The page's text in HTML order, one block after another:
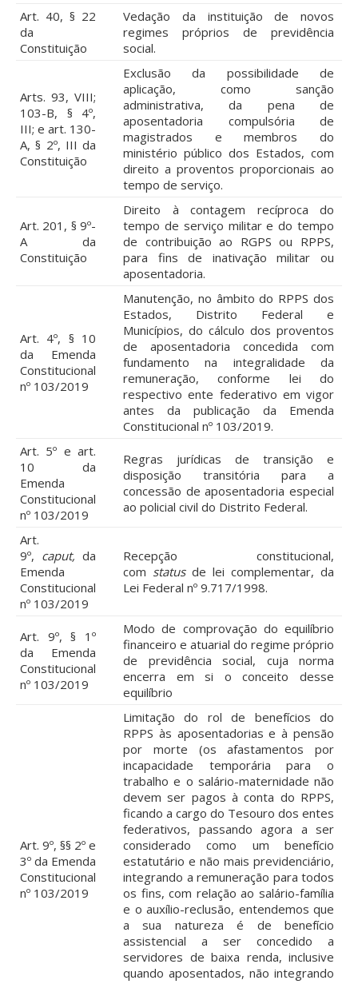
Art. 40, § 22
da
Constituição
Vedação da instituição de novos
regimes próprios de previdência
social.
Arts. 93, VIII;
103-B, § 4º,
III; e art. 130-
A, § 2º, III da
Constituição
Exclusão da possibilidade de
aplicação, como sanção
administrativa, da pena de
aposentadoria compulsória de
magistrados e membros do
ministério público dos Estados, com
direito a proventos proporcionais ao
tempo de serviço.
Art. 201, § 9º-
A da
Constituição
Direito à contagem recíproca do
tempo de serviço militar e do tempo
de contribuição ao RGPS ou RPPS,
para fins de inativação militar ou
aposentadoria.
Art. 4º, § 10
da Emenda
Constitucional
nº 103/2019
Manutenção, no âmbito do RPPS dos
Estados, Distrito Federal e
Municípios, do cálculo dos proventos
de aposentadoria concedida com
fundamento na integralidade da
remuneração, conforme lei do
respectivo ente federativo em vigor
antes da publicação da Emenda
Constitucional nº 103/2019.
Art. 5º e art.
10 da
Emenda
Constitucional
nº 103/2019
Regras jurídicas de transição e
disposição transitória para a
concessão de aposentadoria especial
ao policial civil do Distrito Federal.
Art.
9º, caput, da
Emenda
Constitucional
nº 103/2019
Recepção constitucional,
com statusde lei complementar, da
Lei Federal nº 9.717/1998.
Art. 9º, § 1º
da Emenda
Constitucional
nº 103/2019
Modo de comprovação do equilíbrio
financeiro e atuarial do regime próprio
de previdência social, cuja norma
encerra em si o conceito desse
equilíbrio
Art. 9º, §§ 2º e
3º da Emenda
Constitucional
nº 103/2019
Limitação do rol de benefícios do
RPPS às aposentadorias e à pensão
por morte (os afastamentos por
incapacidade temporária para o
trabalho e o salário-maternidade não
devem ser pagos à conta do RPPS,
ficando a cargo do Tesouro dos entes
federativos, passando agora a ser
considerado como um benefício
estatutário e não mais previdenciário,
integrando a remuneração para todos
os fins, com relação ao salário-família
e o auxílio-reclusão, entendemos que
a sua natureza é de benefício
assistencial a ser concedido a
servidores de baixa renda, inclusive
quando aposentados, não integrando